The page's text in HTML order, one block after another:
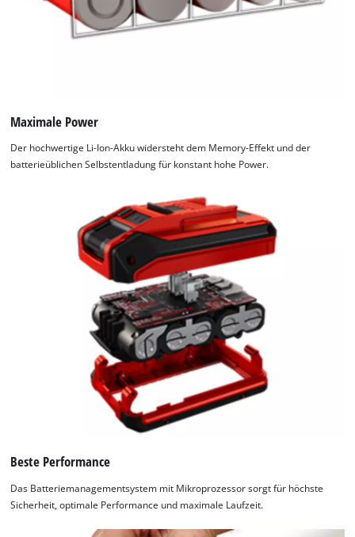
Maximale Power
Der hochwertige Li-Ion-Akku widersteht dem Memory-Effekt und der
batterieüblichen Selbstentladung für konstant hohe Power.
Beste Performance
Das Batteriemanagementsystem mit Mikroprozessor sorgt für höchste
Sicherheit, optimale Performance und maximale Laufzeit.